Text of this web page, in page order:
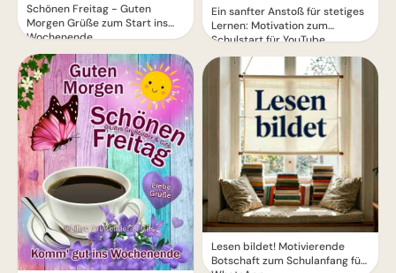
Schönen Freitag - Guten
Morgen Grüße zum Start ins
Wochenende
Ein sanfter Anstoß für stetiges
Lernen: Motivation zum
Schulstart für YouTube.
Lesen bildet! Motivierende
Botschaft zum Schulanfang für